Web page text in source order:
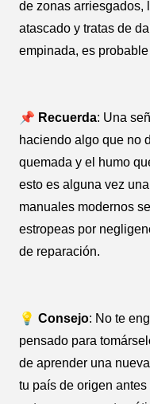
de zonas arriesgados,
atascado y tratas de
empinada, es
📌 Recuerda: Una
haciendo algo que no
quemada y el humo
esto es alguna vez
manuales modernos
estropeas por
de reparación.
💡 Consejo: No te
pensado para
de aprender una
tu país de origen